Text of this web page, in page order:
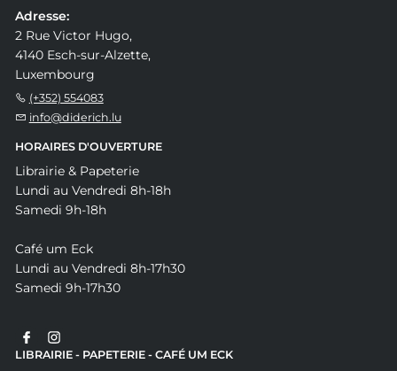
Adresse:
2 Rue Victor Hugo,
4140 Esch-sur-Alzette,
Luxembourg
(+352) 554083
info@diderich.lu
HORAIRES D'OUVERTURE
Librairie & Papeterie
Lundi au Vendredi 8h-18h
Samedi 9h-18h
Café um Eck
Lundi au Vendredi 8h-17h30
Samedi 9h-17h30
LIBRAIRIE - PAPETERIE - CAFÉ UM ECK